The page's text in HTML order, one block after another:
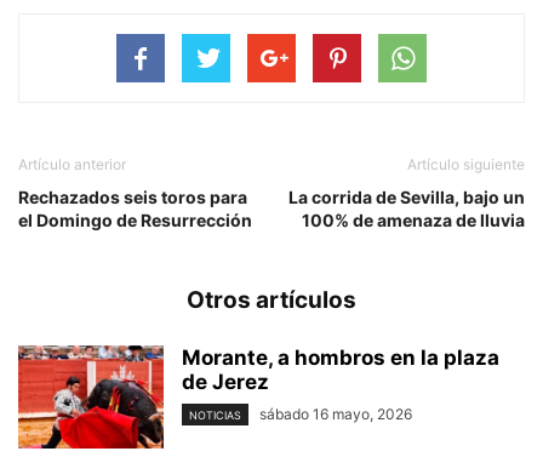
Artículo anterior
Rechazados seis toros para
el Domingo de Resurrección
Artículo siguiente
La corrida de Sevilla, bajo un
100% de amenaza de lluvia
Otros artículos
Morante, a hombros en la plaza
de Jerez
NOTICIAS sábado 16 mayo, 2026